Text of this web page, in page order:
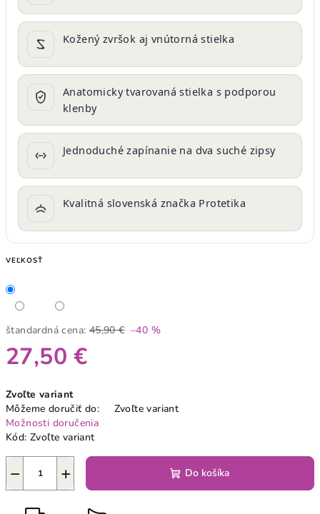
Kožený zvršok aj vnútorná stielka
Anatomicky tvarovaná stielka s podporou
klenby
Jednoduché zapínanie na dva suché zipsy
Kvalitná slovenská značka Protetika
VEĽKOSŤ
štandardná cena: 45,90 € –40 %
27,50 €
cena:
Zvoľte variant
Môžeme doručiť do:
Zvoľte variant
Možnosti doručenia
Kód: Zvoľte variant
+
− Do košíka